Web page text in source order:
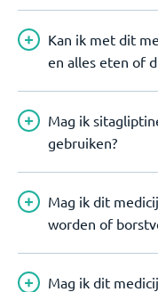
Kan ik met dit
en alles eten of
Mag ik
gebruiken?
Mag ik dit
worden of
Mag ik dit